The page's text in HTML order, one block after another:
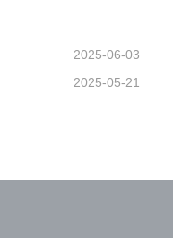
2025-06-03
2025-05-21